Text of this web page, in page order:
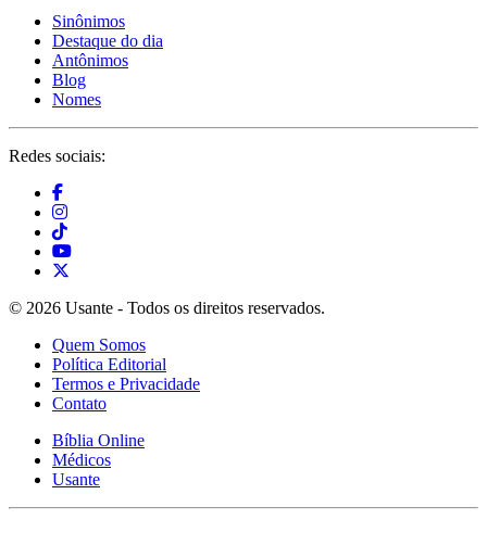
Sinônimos
Destaque do dia
Antônimos
Blog
Nomes
Redes sociais:
© 2026 Usante - Todos os direitos reservados.
Quem Somos
Política Editorial
Termos e Privacidade
Contato
Bíblia Online
Médicos
Usante